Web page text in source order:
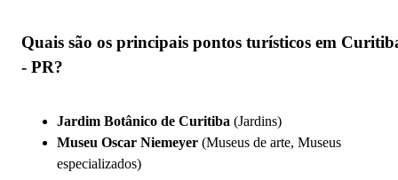
Quais são os principais pontos turísticos em
- PR?
Jardim Botânico de Curitiba (Jardins)
Museu Oscar Niemeyer (Museus de arte, Museus
especializados)